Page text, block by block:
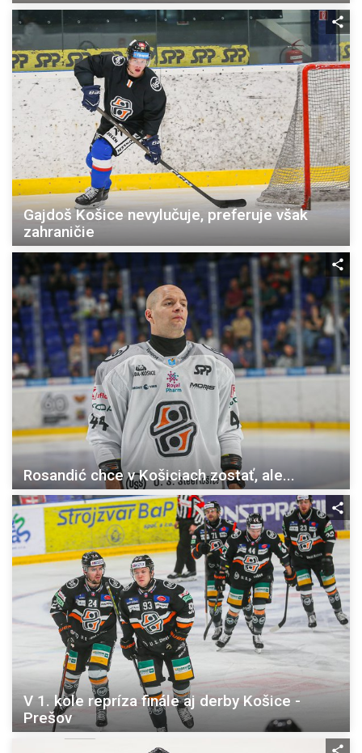
Gajdoš Košice nevylučuje, preferuje však
zahraničie
Rosandić chce v Košiciach zostať, ale...
V 1. kole repríza finále aj derby Košice -
Prešov